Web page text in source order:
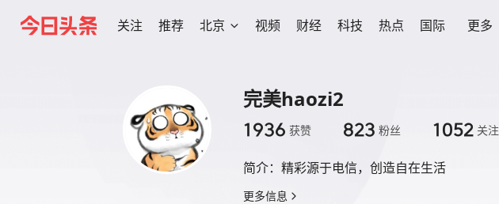
关注 推荐 北京 视频 财经 科技 热点 国际 更多
完美haozi2
1936 获赞 823 粉丝 1052 关注
简介： 精彩源于电信，创造自在生活
更多信息